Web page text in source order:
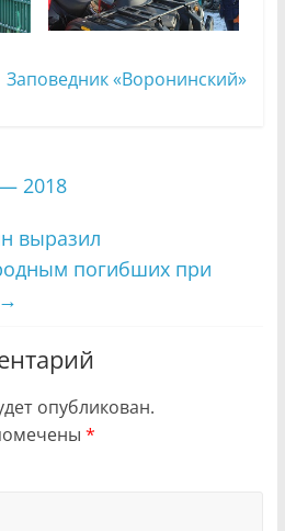
Заповедник «Воронинский»
2018
выразил
погибших при
→
опубликован.
*